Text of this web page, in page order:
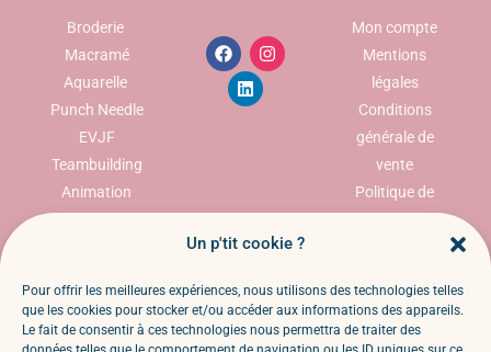
Un p'tit cookie ?
Pour offrir les meilleures expériences, nous utilisons des technologies telles
que les cookies pour stocker et/ou accéder aux informations des appareils.
Le fait de consentir à ces technologies nous permettra de traiter des
Broderie
Macramé
Aquarelle
Punch Needle
EVJF
Teambuilding
Animation
Mon compte
Mentions
légales
Conditions
générale de
vente
Politique de
confidentialité
Politique de
retour et